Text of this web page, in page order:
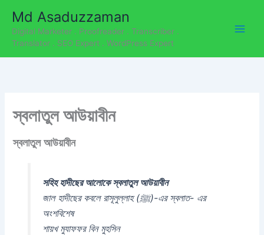
content
Md Asaduzzaman
Digital Marketer . Proofreader . Transcriber .
Translator . SEO Expert . WordPress Expert
স্বলাতুল আউয়াবীন
স্বলাতুল আউয়াবীন
সহিহ হাদীছের আলোকে স্বলাতুল আউয়াবীন
জাল হাদীছের কবলে রাসূলুল্লাহ (ﷺ)-এর স্বলাত- এর
অংশবিশেষ
শায়খ মুযাফফর বিন মুহসিন
a
t
e
s